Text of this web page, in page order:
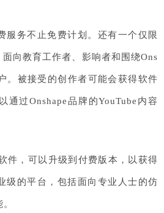
服务不止免费计划。还有一个仅限
向教育工作者、影响者和围绕Ons
。被接受的创作者可能会获得软件
通过Onshape品牌的YouTube内容
件，可以升级到付费版本，以获得
级的平台，包括面向专业人士的仿